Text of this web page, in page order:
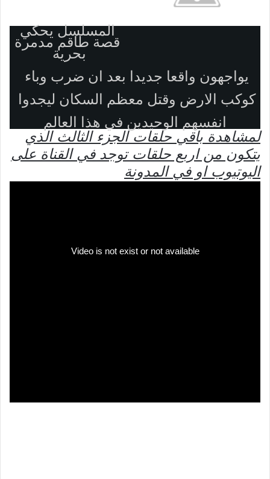
المسلسل يحكي
قصة طاقم مدمرة
بحرية
يواجهون واقعا جديدا بعد ان ضرب وباء
كوكب الارض وقتل معظم السكان ليجدوا
انفسهم الوحيدين في هذا العالم
لمشاهدة باقي حلقات الجزء الثالث الذي
يتكون من اربع حلقات توجد في القناة على
اليوتيوب او في المدونة